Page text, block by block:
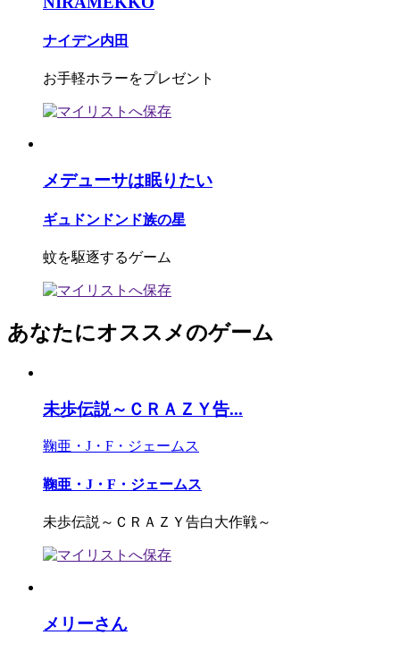
ナイデン内田
お手軽ホラーをプレゼント
メデューサは眠りたい
ギュドンドンド族の星
蚊を駆逐するゲーム
あなたにオススメのゲーム
未歩伝説～ＣＲＡＺＹ告...
鞠亜・J・F・ジェームス
鞠亜・J・F・ジェームス
未歩伝説～ＣＲＡＺＹ告白大作戦～
メリーさん